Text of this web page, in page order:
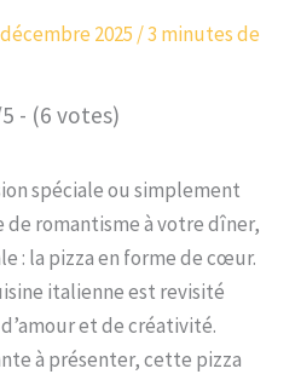
2025 /3 minutes de
- (6 votes)
spéciale ou simplement
romantisme à votre dîner,
: la pizza en forme de cœur.
italienne est revisité
et de créativité.
à présenter, cette pizza